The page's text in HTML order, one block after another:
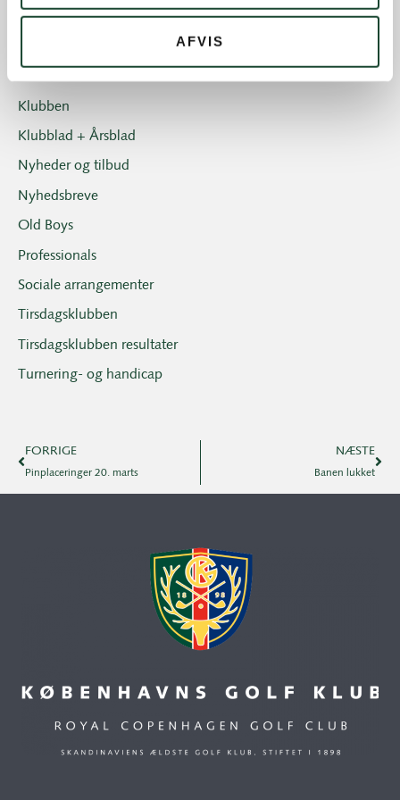
AFVIS
Ikke kategoriseret
Klubben
Klubblad + Årsblad
Nyheder og tilbud
Nyhedsbreve
Old Boys
Professionals
Sociale arrangementer
Tirsdagsklubben
Tirsdagsklubben resultater
Turnering- og handicap
FORRIGE
Pinplaceringer 20. marts
NÆSTE
Banen lukket